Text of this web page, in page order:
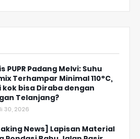
PUPR Padang Melvi: Suhu
Terhampar Minimal 110°C,
kok bisa Diraba dengan
Telanjang?
30, 2026
News] Lapisan Material